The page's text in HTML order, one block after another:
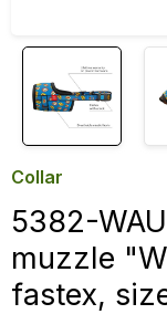
Collar
5382-
muzzle
fastex,